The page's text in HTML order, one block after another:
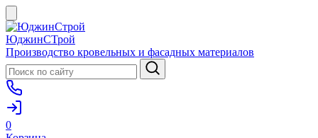
ЮджинСТрой
Производство кровельных и фасадных материалов
0